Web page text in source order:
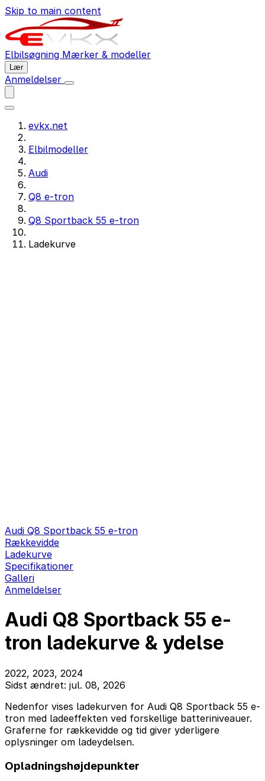
Skip to main content
Elbilsøgning Mærker & modeller
Lær
Anmeldelser
evkx.net
Elbilmodeller
Audi
Q8 e-tron
Q8 Sportback 55 e-tron
Ladekurve
Audi Q8 Sportback 55 e-tron
Rækkevidde
Ladekurve
Specifikationer
Galleri
Anmeldelser
Audi Q8 Sportback 55 e-
tron ladekurve & ydelse
2022, 2023, 2024
Sidst ændret: jul. 08, 2026
Nedenfor vises ladekurven for Audi Q8 Sportback 55 e-
tron med ladeeffekten ved forskellige batteriniveauer.
Graferne for rækkevidde og tid giver yderligere
oplysninger om ladeydelsen.
Opladningshøjdepunkter